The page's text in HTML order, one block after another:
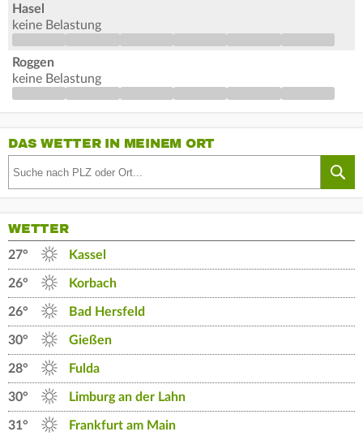
Hasel
keine Belastung
Roggen
keine Belastung
DAS WETTER IN MEINEM ORT
WETTER
27° Kassel
26° Korbach
26° Bad Hersfeld
30° Gießen
28° Fulda
30° Limburg an der Lahn
31° Frankfurt am Main